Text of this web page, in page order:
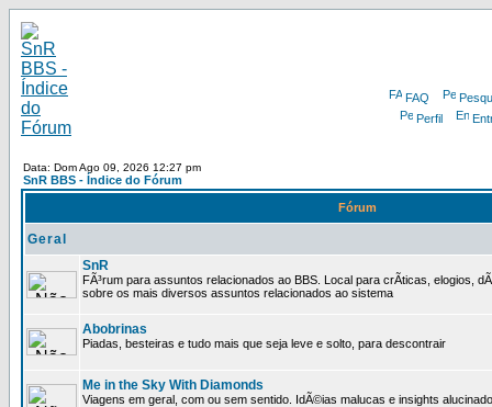
FAQ
Perfil
Data: Dom Ago 09, 2026 12:27 pm
SnR BBS - Índice do Fórum
Fórum
Geral
SnR
FÃ³rum para assuntos relacionados ao BBS. Local para crÃ­ticas, elogios,
sobre os mais diversos assuntos relacionados ao sistema
Abobrinas
Piadas, besteiras e tudo mais que seja leve e solto, para descontrair
Me in the Sky With Diamonds
Viagens em geral, com ou sem sentido. IdÃ©ias malucas e insights